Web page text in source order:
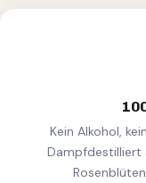
Kein Alkohol,
Dampfdestilliert